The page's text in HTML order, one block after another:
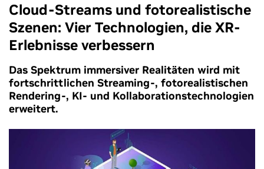
content
Cloud-Streams und fotorealistische
Szenen: Vier Technologien, die XR-
Erlebnisse verbessern
Das Spektrum immersiver Realitäten wird mit
fortschrittlichen Streaming-, fotorealistischen
Rendering-, KI- und Kollaborationstechnologien
erweitert.